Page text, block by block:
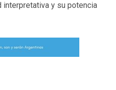
y su potencia